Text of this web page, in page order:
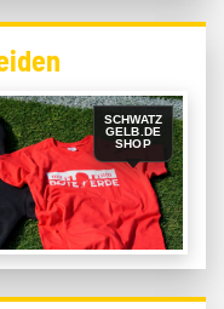
SCHWATZ
GELB.DE
SHOP